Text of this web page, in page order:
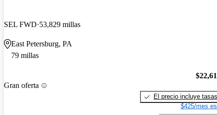
SEL FWD 53,829 millas
East Petersburg, PA
79 millas
Gran oferta
El precio incluye tasas
$425/mes